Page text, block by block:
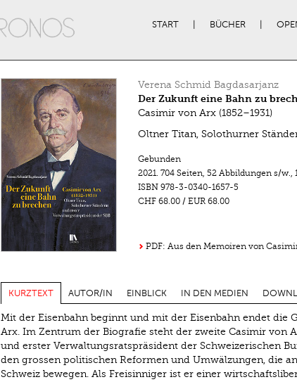
START BÜCHER
Verena Schmid Bagdasarjanz
Der Zukunft eine Bahn zu
Casimir von Arx (1852–1931)
Oltner Titan, Solothurner
Gebunden
2021. 704 Seiten, 52 Abbildungen s/w.,
ISBN 978-3-0340-1657-5
CHF 68.00/ EUR 68.00
PDF: Aus den Memoiren von
KURZTEXT AUTOR/IN EINBLICK IN DEN MEDIEN
Mit der Eisenbahn beginnt und mit der Eisenbahn endet die
Arx. Im Zentrum der Biografie steht der zweite Casimir von
und erster Verwaltungsratspräsident der Schweizerischen
den grossen politischen Reformen und Umwälzungen, die
Schweiz bewegen. Als Freisinniger ist er einer